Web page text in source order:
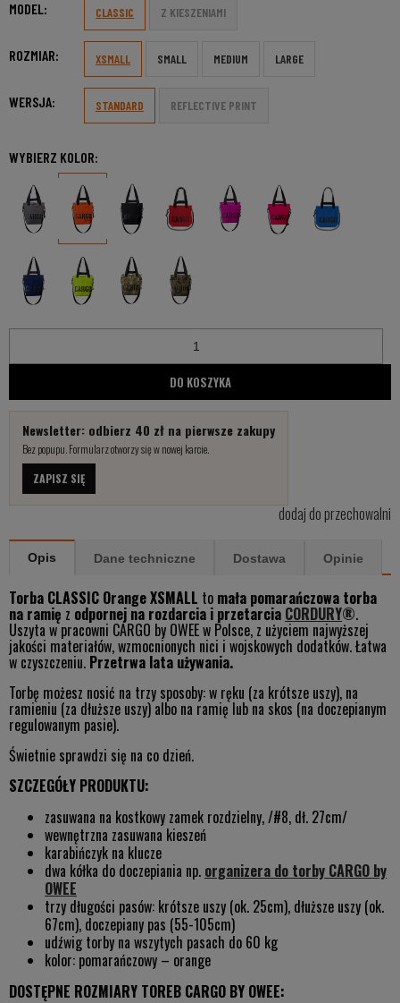
MODEL: CLASSIC Z KIESZENIAMI
ROZMIAR: XSMALL SMALL MEDIUM LARGE
WERSJA: STANDARD REFLECTIVE PRINT
WYBIERZ KOLOR:
DO KOSZYKA
Newsletter: odbierz 40 zł na pierwsze zakupy
Bez popupu. Formularz otworzy się w nowej karcie.
ZAPISZ SIĘ
dodaj do przechowalni
Opis Dane techniczne Dostawa Opinie
Torba CLASSIC Orange XSMALL to mała pomarańczowa torba
na ramię z odpornej na rozdarcia i przetarcia CORDURY®.
Uszyta w pracowni CARGO by OWEE w Polsce, z użyciem najwyższej
jakości materiałów, wzmocnionych nici i wojskowych dodatków. Łatwa
w czyszczeniu. Przetrwa lata używania.
Torbę możesz nosić na trzy sposoby: w ręku (za krótsze uszy), na
ramieniu (za dłuższe uszy) albo na ramię lub na skos (na doczepianym
regulowanym pasie).
Świetnie sprawdzi się na co dzień.
SZCZEGÓŁY PRODUKTU:
zasuwana na kostkowy zamek rozdzielny, /#8, dł. 27cm/
wewnętrzna zasuwana kieszeń
karabińczyk na klucze
dwa kółka do doczepiania np. organizera do torby CARGO by
OWEE
trzy długości pasów: krótsze uszy (ok. 25cm), dłuższe uszy (ok.
67cm), doczepiany pas (55-105cm)
udźwig torby na wszytych pasach do 60 kg
kolor: pomarańczowy – orange
DOSTĘPNE ROZMIARY TOREB CARGO BY OWEE: